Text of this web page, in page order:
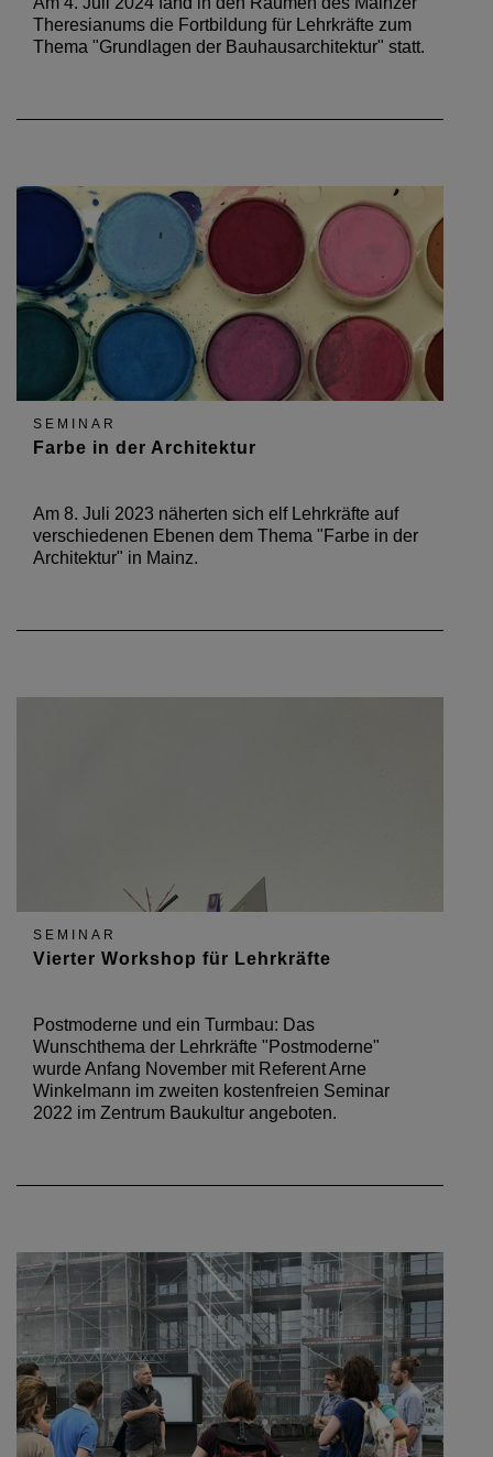
Theresianums die Fortbildung für Lehrkräfte zum
Thema "Grundlagen der Bauhausarchitektur" statt.
SEMINAR
Farbe in der Architektur
Am 8. Juli 2023 näherten sich elf Lehrkräfte auf
verschiedenen Ebenen dem Thema "Farbe in der
Architektur" in Mainz.
SEMINAR
Vierter Workshop für Lehrkräfte
Postmoderne und ein Turmbau: Das
Wunschthema der Lehrkräfte "Postmoderne"
wurde Anfang November mit Referent Arne
Winkelmann im zweiten kostenfreien Seminar
2022 im Zentrum Baukultur angeboten.